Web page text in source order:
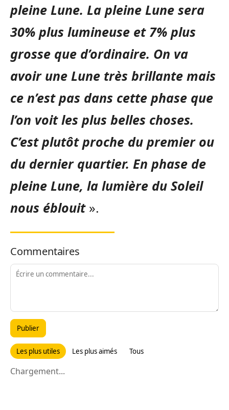
pleine Lune. La pleine Lune sera
30% plus lumineuse et 7% plus
grosse que d’ordinaire. On va
avoir une Lune très brillante mais
ce n’est pas dans cette phase que
l’on voit les plus belles choses.
C’est plutôt proche du premier ou
du dernier quartier. En phase de
pleine Lune, la lumière du Soleil
nous éblouit».
Commentaires
Publier
Les plus utiles Les plus aimés Tous
Chargement...